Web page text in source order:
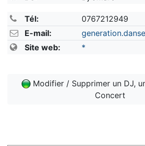
Tél:
0767212949
E-mail:
Site web:
*
Modifier / Supprimer un DJ, une Démo ou un
Concert